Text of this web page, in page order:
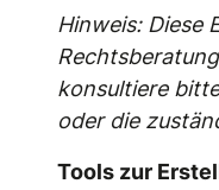
Hinweis: Diese
konsultiere
oder die
Tools zur